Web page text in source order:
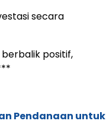
secara
positif,
Pendanaan untuk